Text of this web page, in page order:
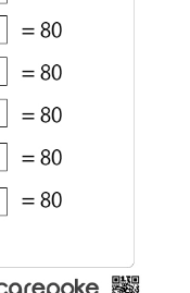
マップ
希望の方
配信中！